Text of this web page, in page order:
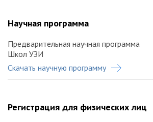
Научная программа
Предварительная научная программа
Школ УЗИ
Скачать научную программу
Регистрация для физических лиц